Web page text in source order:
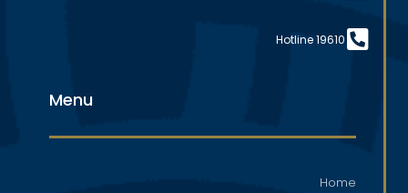
Hotline 19610
Menu
Home